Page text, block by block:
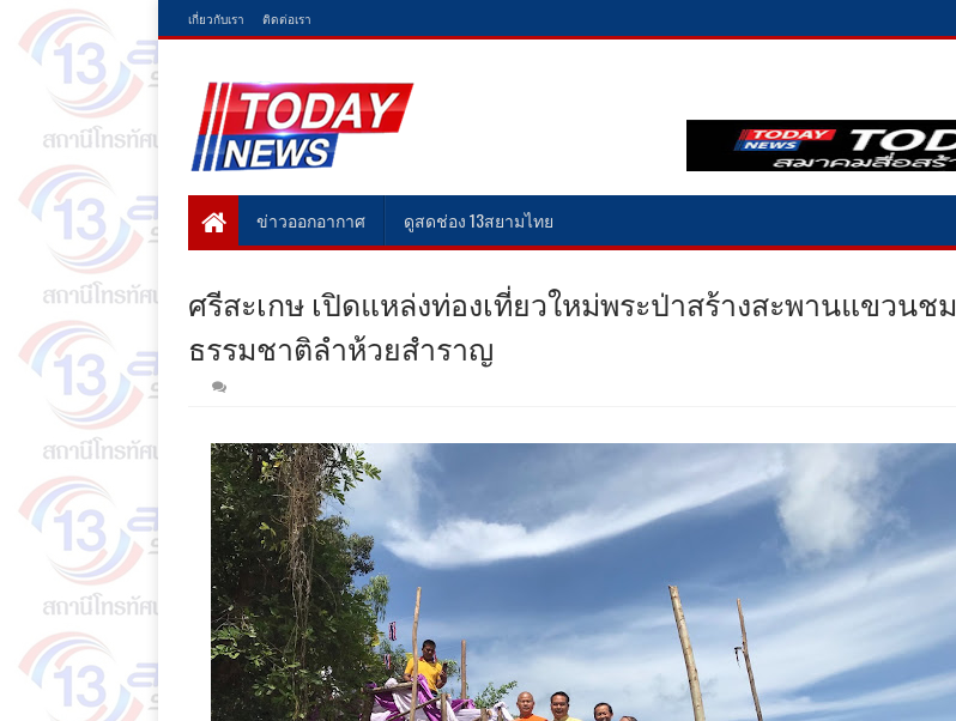
เกี่ยวกับเรา ติดต่อเรา
ข่าวออกอากาศ ดูสดช่อง 13สยามไทย
ศรีสะเกษ เปิดแหล่งท่องเที่ยวใหม่พระป่าสร้างสะพานแขวนชม
ธรรมชาติลำห้วยสำราญ